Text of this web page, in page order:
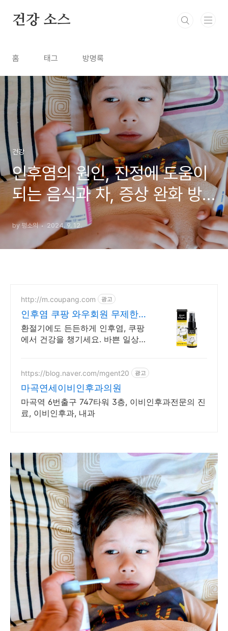
건강 소스
홈 태그 방명록
건강
인후염의 원인, 진정에 도움이
되는 음식과 차, 증상 완화 방
법
by 평소의 2024. 9. 12.
http://m.coupang.com 광고
인후염 쿠팡 와우회원 무제한
무료배송
환절기에도 든든하게 인후염, 쿠팡
에서 건강을 챙기세요. 바쁜 일상,
https://blog.naver.com/mgent20 광고
마곡연세이비인후과의원
마곡역 6번출구 747타워 3층, 이비인후과전문의 진
료, 이비인후과, 내과